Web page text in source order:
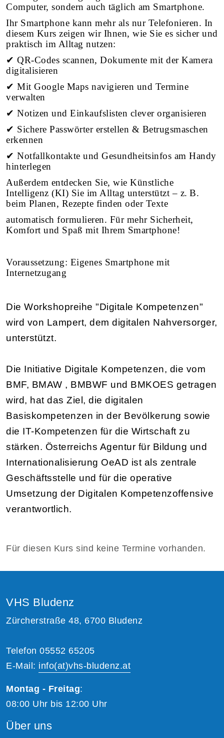
Computer, sondern auch täglich am Smartphone.
Ihr Smartphone kann mehr als nur Telefonieren. In
diesem Kurs zeigen wir Ihnen, wie Sie es sicher und
praktisch im Alltag nutzen:
✔ QR-Codes scannen, Dokumente mit der Kamera
digitalisieren
✔ Mit Google Maps navigieren und Termine
verwalten
✔ Notizen und Einkaufslisten clever organisieren
✔ Sichere Passwörter erstellen & Betrugsmaschen
erkennen
✔ Notfallkontakte und Gesundheitsinfos am Handy
hinterlegen
Außerdem entdecken Sie, wie Künstliche
Intelligenz (KI) Sie im Alltag unterstützt – z. B.
beim Planen, Rezepte finden oder Texte
automatisch formulieren. Für mehr Sicherheit,
Komfort und Spaß mit Ihrem Smartphone!
Voraussetzung: Eigenes Smartphone mit
Internetzugang
Die Workshopreihe "Digitale Kompetenzen"
wird von Lampert, dem digitalen Nahversorger,
unterstützt.
Die Initiative Digitale Kompetenzen, die vom
BMF, BMAW , BMBWF und BMKOES getragen
wird, hat das Ziel, die digitalen
Basiskompetenzen in der Bevölkerung sowie
die IT-Kompetenzen für die Wirtschaft zu
stärken. Österreichs Agentur für Bildung und
Internationalisierung OeAD ist als zentrale
Geschäftsstelle und für die operative
Umsetzung der Digitalen Kompetenzoffensive
verantwortlich.
Für diesen Kurs sind keine Termine vorhanden.
VHS Bludenz
Zürcherstraße 48, 6700 Bludenz
Telefon 05552 65205
E-Mail: info(at)vhs-bludenz.at
Montag - Freitag:
08:00 Uhr bis 12:00 Uhr
Über uns